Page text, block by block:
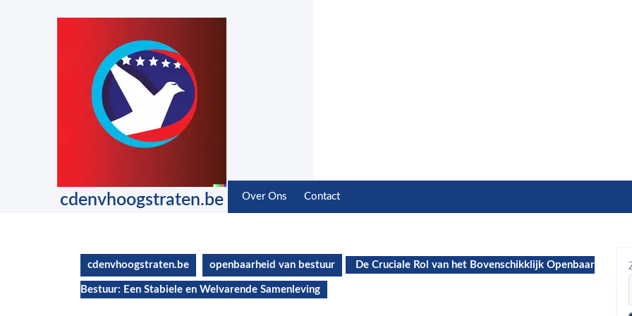
cdenvhoogstraten.be Over Ons Contact
cdenvhoogstraten.be openbaarheid van bestuur De Cruciale Rol van het Bovenschikklijk Openbaar
Bestuur: Een Stabiele en Welvarende Samenleving